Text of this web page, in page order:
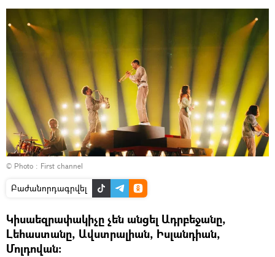
© Photo : First channel
Բաժանորդագրվել
Կիսաեզրափակիչը չեն անցել Ադրբեջանը,
Լեհաստանը, Ավստրալիան, Իսլանդիան,
Մոլդովան։